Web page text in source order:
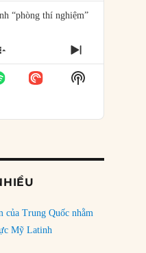
thế nào?”
“phòng thí nghiệm”
nhận cuộc gặp với
quỹ đầu tư mạo
NEXT
EPISODE
Show
Podcast
của Trung Quốc nhằm
Mỹ Latinh